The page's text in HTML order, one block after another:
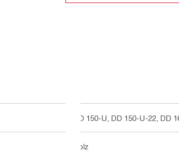
DD 150-U, DD 150-U-22, DD
Holz